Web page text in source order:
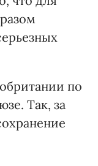
по
Так, за